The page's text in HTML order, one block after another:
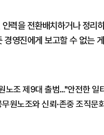
력을 전환배치하거나 정리
경영진에게 보고할 수 없는
노조 제9대 출범…"안전한 일
원노조와 신뢰·존중 조직문